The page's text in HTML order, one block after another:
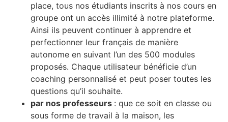
place, tous nos étudiants inscrits à nos cours en
groupe ont un accès illimité à notre plateforme.
Ainsi ils peuvent continuer à apprendre et
perfectionner leur français de manière
autonome en suivant l’un des 500 modules
proposés. Chaque utilisateur bénéficie d’un
coaching personnalisé et peut poser toutes les
questions qu’il souhaite.
par nos professeurs : que ce soit en classe ou
sous forme de travail à la maison, les